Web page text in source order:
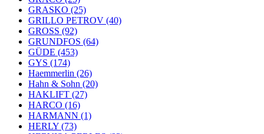
GRASKO (25)
GRILLO PETROV (40)
GROSS (92)
GRUNDFOS (64)
GÜDE (453)
GYS (174)
Haemmerlin (26)
Hahn & Sohn (20)
HAKLIFT (27)
HARCO (16)
HARMANN (1)
HERLY (73)